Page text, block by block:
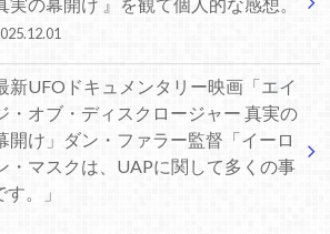
新UFOドキュメンタリー映画「エイ
・オブ・ディスクロージャー 真実の
開け」ダン・ファラー監督「イーロ
・マスクは、UAPに関して多くの事
。」